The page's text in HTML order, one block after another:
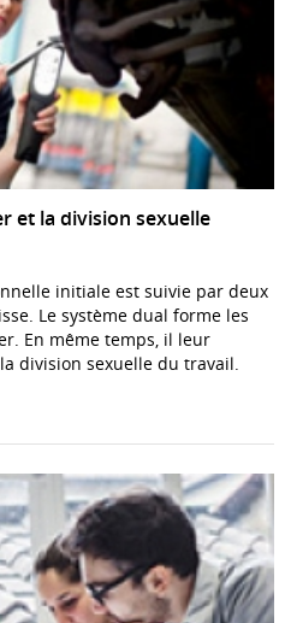
et la division sexuelle
initiale est suivie par deux
Le système dual forme les
En même temps, il leur
division sexuelle du travail.